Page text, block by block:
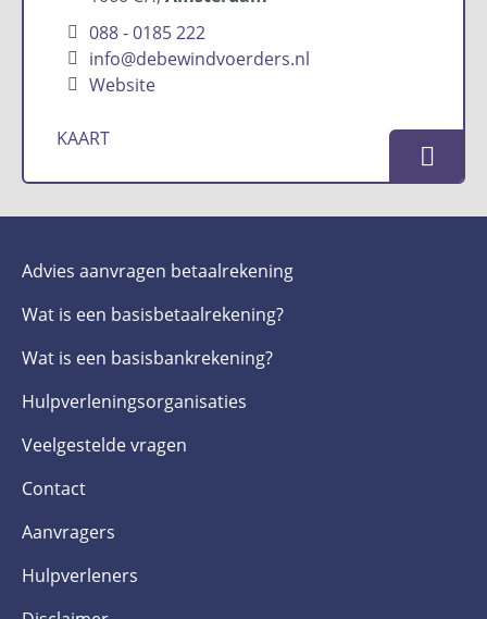
088 - 0185 222
info@debewindvoerders.nl
Website
KAART
Advies aanvragen betaalrekening
Wat is een basis­betaalrekening?
Wat is een basis­bankrekening?
Hulpverlenings­organisaties
Veelgestelde­ vragen
Contact
Aanvragers
Hulpverleners